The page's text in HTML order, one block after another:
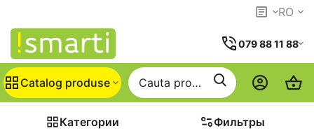
RO
079 88 11 88
Catalog produse
Категории Фильтры